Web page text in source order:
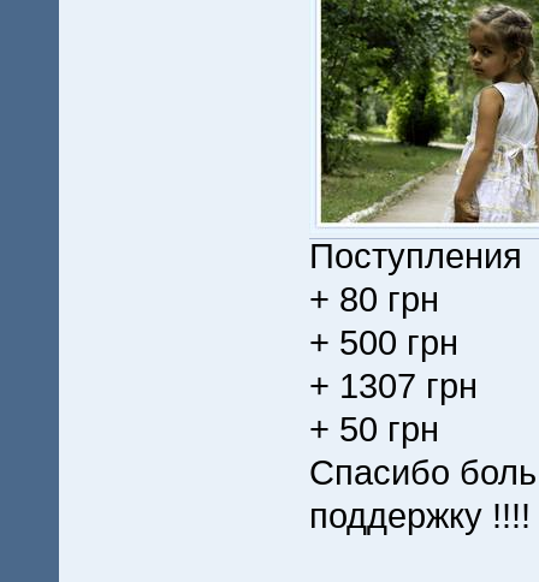
Поступления
+ 80 грн
+ 500 грн
+ 1307 грн
+ 50 грн
Спасибо
поддержку !!!!